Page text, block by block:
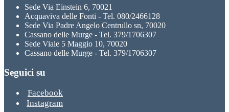
Sede Via Einstein 6, 70021
Acquaviva delle Fonti - Tel. 080/2466128
Sede Via Padre Angelo Centrullo sn, 70020
Cassano delle Murge - Tel. 379/1706307
Sede Viale 5 Maggio 10, 70020
Cassano delle Murge - Tel. 379/1706307
Seguici su
Facebook
Instagram